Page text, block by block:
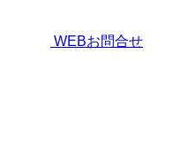
WEBお問合せ